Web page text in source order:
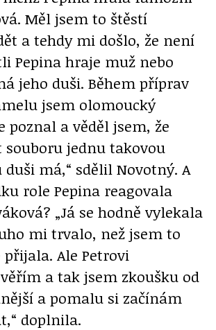
Měl jsem to štěstí
a tehdy mi došlo, že není
Pepina hraje muž nebo
jeho duši. Během příprav
jsem olomoucký
poznal a věděl jsem, že
souboru jednu takovou
má,“ sdělil Novotný. A
role Pepina reagovala
„Já se hodně vylekala
mi trvalo, než jsem to
přijala. Ale Petrovi
a tak jsem zkoušku od
a pomalu si začínám
doplnila.